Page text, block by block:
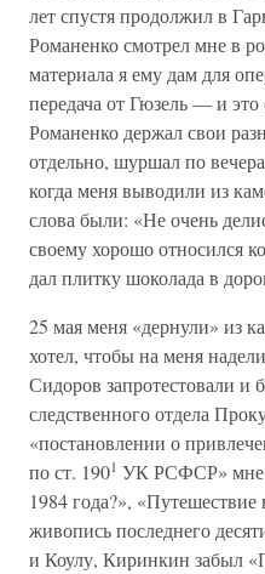
лет спустя продолжил в
Романенко смотрел мне в
материала я ему дам для
передача от Гюзель — и
Романенко держал свои
отдельно, шуршал по
когда меня выводили из
слова были: «Не очень
своему хорошо относился
дал плитку шоколада в
25 мая меня «дернули» из
хотел, чтобы на меня
Сидоров запротестовали и
следственного отдела
«постановлении о
по ст. 1901 УК РСФСР» мне
1984 года?», «Путешествие
живопись последнего
и Коулу, Киринкин забыл